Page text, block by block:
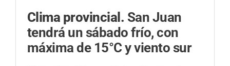
Clima provincial. San Juan
tendrá un sábado frío, con
máxima de 15°C y viento sur